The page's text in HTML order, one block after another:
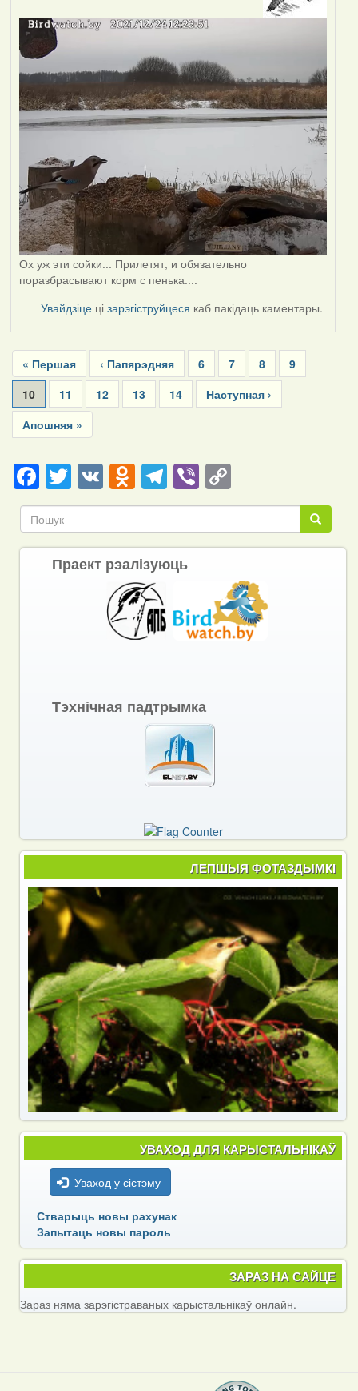
Ох уж эти сойки... Прилетят, и обязательно
поразбрасывают корм с пенька....
Увайдзіце цізарэгіструйцеся каб пакідаць каментары.
Pagination
First
page
« Першая
Previous
page
‹ Папярэдняя Page
6 Page
7 Page
8 Page
9
Current
page
10 Page
11 Page
12 Page
13 Page
14
Next
page
Наступная ›
Last
page
Апошняя »
Facebook
Twitter
VKOdnoklassniki
Telegram
ViberCopy
Link Пошук
Пошук
Праект рэалізуюць
Тэхнічная падтрымка
ЛЕПШЫЯ ФОТАЗДЫМКІ
УВАХОД ДЛЯ КАРЫСТАЛЬНІКАЎ
Уваход у сістэму
Стварыць новы рахунак
Запытаць новы пароль
ЗАРАЗ НА САЙЦЕ
Зараз няма зарэгістраваных карыстальнікаў онлайн.